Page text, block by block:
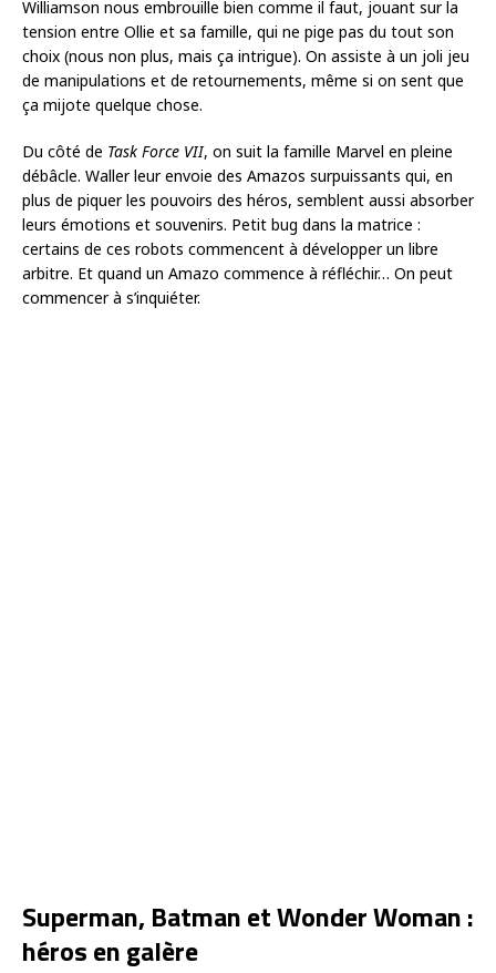
Williamson nous embrouille bien comme il faut, jouant sur la
tension entre Ollie et sa famille, qui ne pige pas du tout son
choix (nous non plus, mais ça intrigue). On assiste à un joli jeu
de manipulations et de retournements, même si on sent que
ça mijote quelque chose.
Du côté de Task Force VII, on suit la famille Marvel en pleine
débâcle. Waller leur envoie des Amazos surpuissants qui, en
plus de piquer les pouvoirs des héros, semblent aussi absorber
leurs émotions et souvenirs. Petit bug dans la matrice :
certains de ces robots commencent à développer un libre
arbitre. Et quand un Amazo commence à réfléchir… On peut
commencer à s’inquiéter.
Superman, Batman et Wonder Woman :
héros en galère